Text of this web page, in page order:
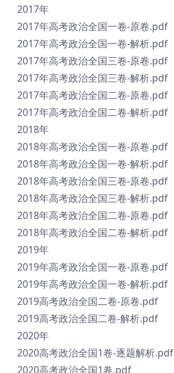
2017年
2017年高考政治全国一卷-原卷.pdf
2017年高考政治全国一卷-解析.pdf
2017年高考政治全国三卷-原卷.pdf
2017年高考政治全国三卷-解析.pdf
2017年高考政治全国二卷-原卷.pdf
2017年高考政治全国二卷-解析.pdf
2018年
2018年高考政治全国一卷-原卷.pdf
2018年高考政治全国一卷-解析.pdf
2018年高考政治全国三卷-原卷.pdf
2018年高考政治全国三卷-解析.pdf
2018年高考政治全国二卷-原卷.pdf
2018年高考政治全国二卷-解析.pdf
2019年
2019年高考政治全国一卷-原卷.pdf
2019年高考政治全国一卷-解析.pdf
2019高考政治全国二卷-原卷.pdf
2019高考政治全国二卷-解析.pdf
2020年
2020高考政治全国1卷-逐题解析.pdf
2020高考政治全国1卷.pdf